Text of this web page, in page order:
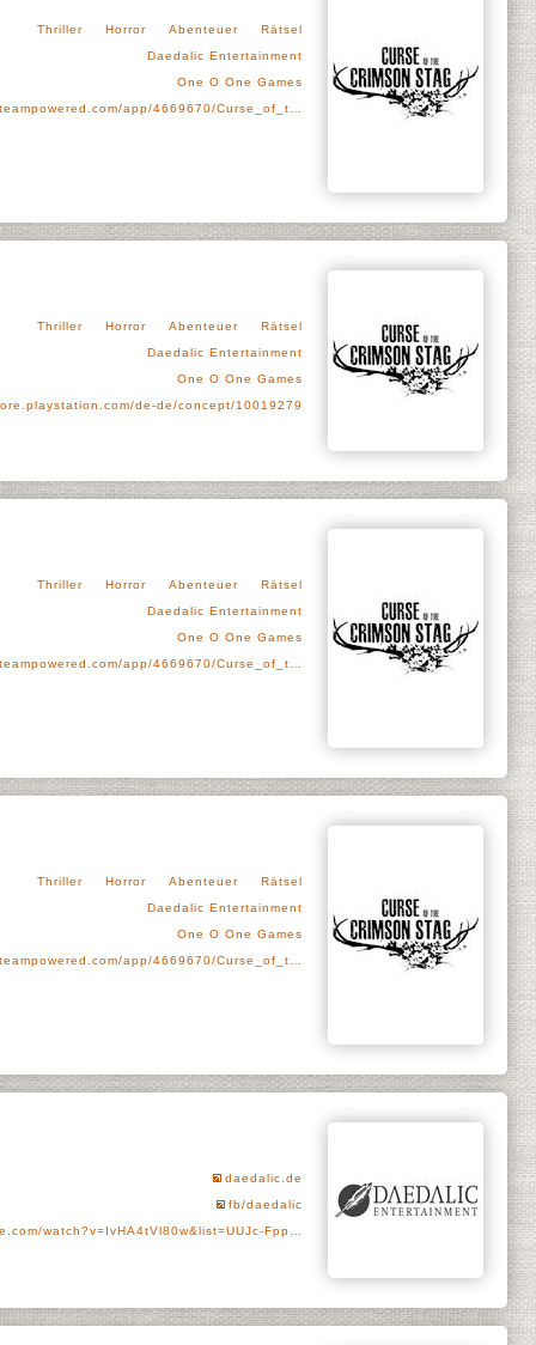
Thriller Horror Abenteuer
Rätsel
Daedalic Entertainment
One O One Games
app/4669670/Curse_of_t…
Thriller Horror Abenteuer
Rätsel
Daedalic Entertainment
One O One Games
de-de/concept/10019279
Thriller Horror Abenteuer
Rätsel
Daedalic Entertainment
One O One Games
app/4669670/Curse_of_t…
Thriller Horror Abenteuer
Rätsel
Daedalic Entertainment
One O One Games
app/4669670/Curse_of_t…
daedalic.de
fb/daedalic
watch?v=IvHA4tVl80w&list=UUJc-Fpp…